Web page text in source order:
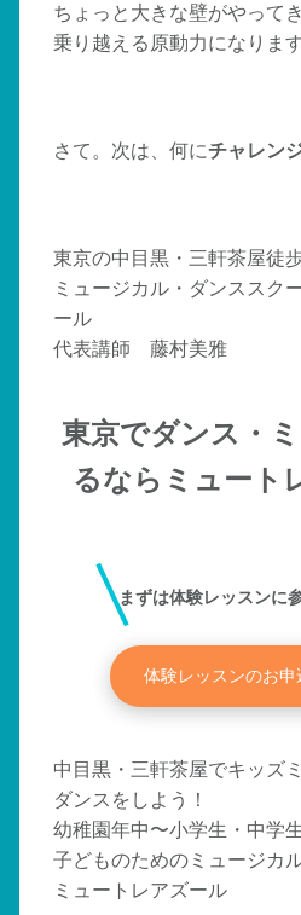
ちょっと大きな壁がやって
乗り越える原動力になります
さて。次は、何にチャレン
東京の中目黒・三軒茶屋徒
ミュージカル・ダンスス
ール
代表講師 藤村美雅
東京でダンス・
るならミュート
まずは体験レッスンに
体験レッスンのお申
中目黒・三軒茶屋でキッズ
ダンスをしよう！
幼稚園年中〜小学生・中学
子どものためのミュージカ
ミュートレアズール